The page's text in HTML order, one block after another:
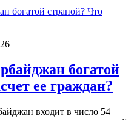
богатой
ее граждан?
входит в число 54